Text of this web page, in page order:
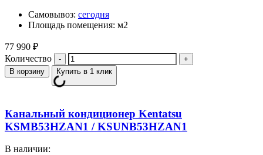
Самовывоз: сегодня
Площадь помещения: м2
77 990 ₽
Количество
В корзину Купить в 1 клик
Канальный кондиционер Kentatsu
KSMB53HZAN1 / KSUNB53HZAN1
В наличии: